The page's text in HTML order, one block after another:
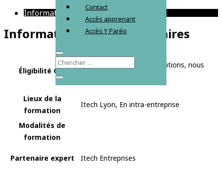
Contact
Accès apprenant
Accès Y Paréo
Informations complémentaires
Informations complémentaires
Éligibilité CPF
Éligible au CPF* sous conditions, nous
Lieux de la
formation
Itech Lyon, En intra-entreprise
Modalités de
formation
Partenaire expert Itech Entreprises